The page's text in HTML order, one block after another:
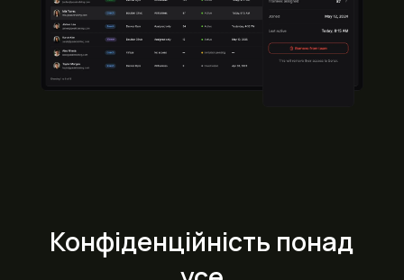
Конфіденційність понад